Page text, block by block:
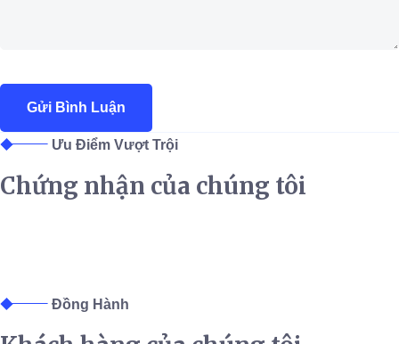
Ưu Điểm Vượt Trội
Chứng nhận của chúng tôi
Đồng Hành